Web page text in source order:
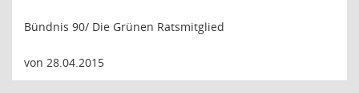
Bündnis 90/ Die Grünen Ratsmitglied
von 28.04.2015